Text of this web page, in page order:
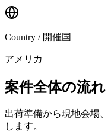
Country / 開催国
アメリカ
案件全体の流れ
出荷準備から現地会場
します。